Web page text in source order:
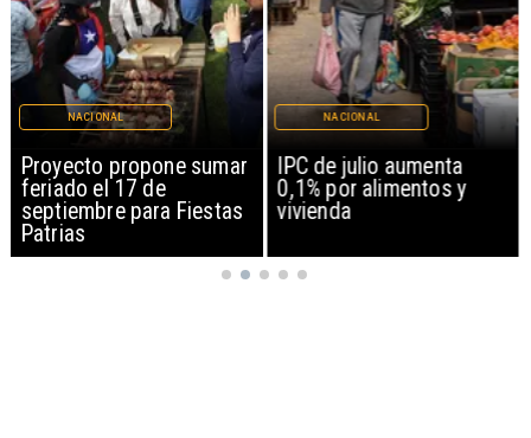
Proyecto propone sumar
feriado el 17 de
septiembre para Fiestas
Patrias
NACIONAL
IPC de julio aumenta
0,1% por alimentos y
vivienda
NACIONAL